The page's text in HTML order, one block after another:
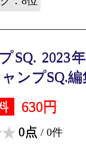
SQ. 2023
ンプSQ.編
630円
0点 / 0件